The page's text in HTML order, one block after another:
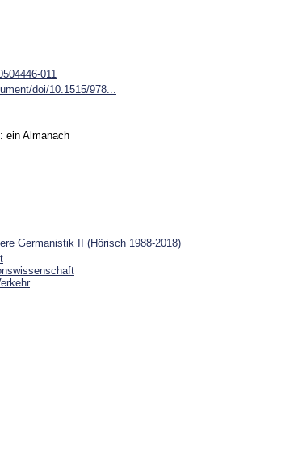
011
doi/10.1515/978...
ein Almanach
Germanistik II (Hörisch 1988-2018)